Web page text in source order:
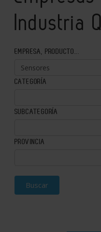
Industria
EMPRESA, PRODUCTO...
CATEGORÍA
SUBCATEGORÍA
PROVINCIA
Buscar